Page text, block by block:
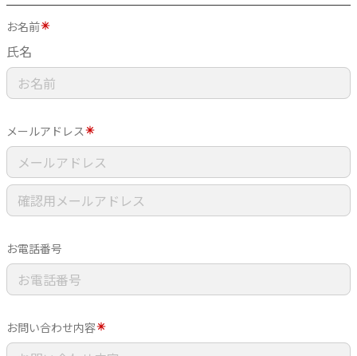
お名前
氏名
メールアドレス
お電話番号
お問い合わせ内容